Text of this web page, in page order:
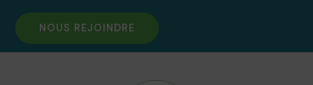
NOUS REJOINDRE